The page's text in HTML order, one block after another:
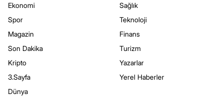
Ekonomi
Spor
Magazin
Son Dakika
Kripto
3.Sayfa
Dünya
Sağlık
Teknoloji
Finans
Turizm
Yazarlar
Yerel Haberler